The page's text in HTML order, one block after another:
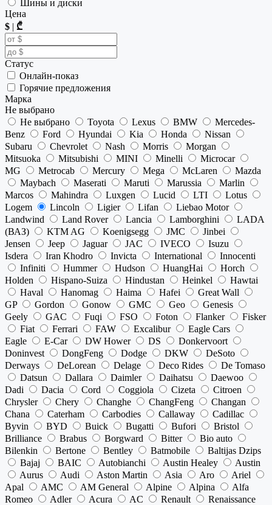
Шины и диски
Цена
$ | ₾
Статус
Онлайн-показ
Горячие предложения
Марка
Не выбрано
Не выбрано
Toyota Lexus BMW
Mercedes-
Benz
Ford Hyundai Kia Honda
Nissan
Subaru
Chevrolet Nash Morris
Morgan
Mitsuoka
Mitsubishi MINI Minelli
Microcar
MG
Metrocab Mercury Mega McLaren
Mazda
Maybach
Maserati Maruti Marussia
Marlin
Marcos
Mahindra Luxgen Lucid LTI
Lotus
Logem
Lincoln Ligier Lifan
Liebao Motor
Landwind
Land Rover Lancia Lamborghini
LADA
(ВАЗ)
KTM AG Koenigsegg JMC
Jinbei
Jensen
Jeep Jaguar JAC IVECO
Isuzu
Isdera
Iran Khodro Invicta International
Innocenti
Infiniti
Hummer Hudson HuangHai
Horch
Holden
Hispano-Suiza Hindustan Heinkel
Hawtai
Haval
Hanomag Haima Hafei
Great Wall
GP
Gordon Gonow GMC Geo
Genesis
Geely
GAC Fuqi FSO Foton Flanker
Fisker
Fiat
Ferrari FAW Excalibur
Eagle Cars
Eagle
E-Car DW Hower DS
Donkervoort
Doninvest
DongFeng Dodge DKW
DeSoto
Derways
DeLorean Delage Deco Rides
De Tomaso
Datsun
Dallara Daimler Daihatsu
Daewoo
Dadi
Dacia Cord Coggiola Cizeta
Citroen
Chrysler
Chery Changhe ChangFeng
Changan
Chana
Caterham Carbodies Callaway
Cadillac
Byvin
BYD Buick Bugatti Bufori
Bristol
Brilliance
Brabus Borgward Bitter
Bio auto
Bilenkin
Bertone Bentley Batmobile
Baltijas Dzips
Bajaj
BAIC Autobianchi Austin Healey
Austin
Aurus
Audi Aston Martin Asia Aro
Ariel
Apal
AMC AM General Alpine Alpina
Alfa
Romeo
Adler Acura AC Renault
Renaissance